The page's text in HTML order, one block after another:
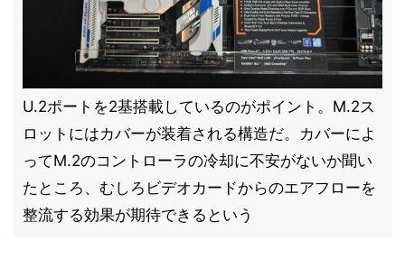
U.2ポートを2基搭載しているのがポイント。M.2ス
ロットにはカバーが装着される構造だ。カバーによ
ってM.2のコントローラの冷却に不安がないか聞い
たところ、むしろビデオカードからのエアフローを
整流する効果が期待できるという